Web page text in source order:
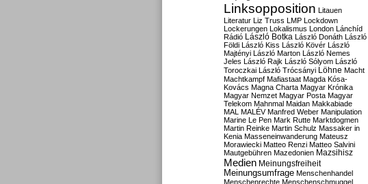
Linksopposition Litauen
Literatur Liz Truss LMP Lockdown
Lockerungen Lokalismus London Lánchíd
Rádió
László Botka László Donáth László
Földi László Kiss László Kövér László
Majtényi László Marton László Nemes
Jeles László Rajk László Sólyom László
Toroczkai László Trócsányi Löhne Macht
Machtkampf Mafiastaat Magda Kósa-
Kovács Magna Charta Magyar Krónika
Magyar Nemzet Magyar Posta Magyar
Telekom Mahnmal Maidan Makkabiade
MAL MALÉV Manfred Weber Manipulation
Marine Le Pen Mark Rutte Marktdogmen
Martin Reinke Martin Schulz Massaker in
Kenia Masseneinwanderung Mateusz
Morawiecki Matteo Renzi Matteo Salvini
Mautgebühren Mazedonien Mazsihisz
Medien Meinungsfreiheit
Meinungsumfrage Menschenhandel
Menschenrechte Menschenschmuggel